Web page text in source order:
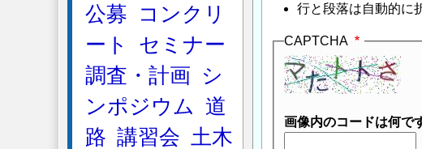
行と段落は自動的に
CAPTCHA
画像内のコードは何で
公募
コンクリ
ート
セミナー
調査・計画
シ
ンポジウム 道
路 講習会 土木